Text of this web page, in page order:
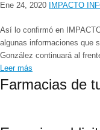
Ene 24, 2020 IMPACTO
Así lo confirmó en
algunas informaciones que
González continuará al
Leer más
Farmacias de